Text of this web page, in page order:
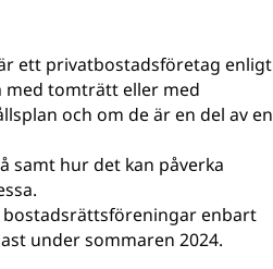
ett privatbostadsföretag enligt
med tomträtt eller med
och om de är en del av en
samt hur det kan påverka
bostadsrättsföreningar enbart
under sommaren 2024.